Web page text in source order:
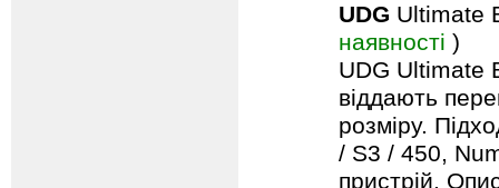
UDG Ultimate
наявності )
UDG Ultimate
віддають
розміру.
/ S3 / 450,
пристрій.